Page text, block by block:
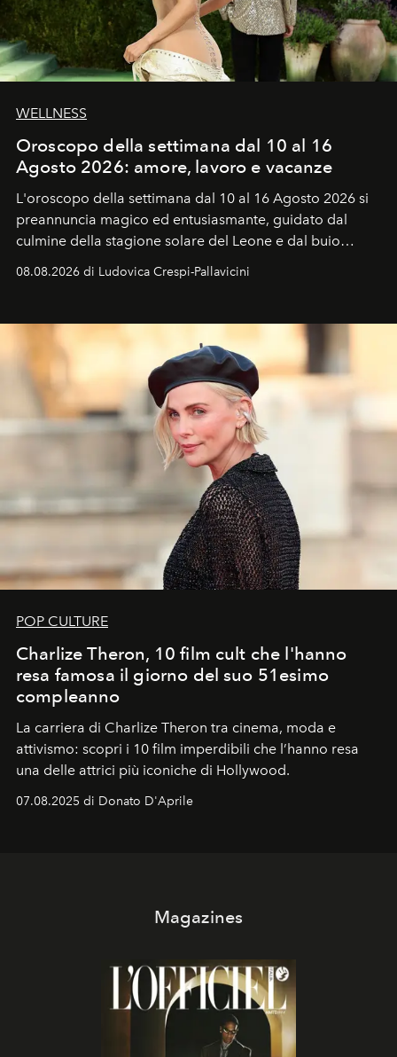
WELLNESS
Oroscopo della settimana dal 10 al 16
Agosto 2026: amore, lavoro e vacanze
L'oroscopo della settimana dal 10 al 16 Agosto 2026 si
preannuncia magico ed entusiasmante, guidato dal
culmine della stagione solare del Leone e dal buio
ideale per la notte delle Perseidi.
08.08.2026 di Ludovica Crespi-Pallavicini
POP CULTURE
Charlize Theron, 10 film cult che l'hanno
resa famosa il giorno del suo 51esimo
compleanno
La carriera di Charlize Theron tra cinema, moda e
attivismo: scopri i 10 film imperdibili che l’hanno resa
una delle attrici più iconiche di Hollywood.
07.08.2025 di Donato D'Aprile
Magazines